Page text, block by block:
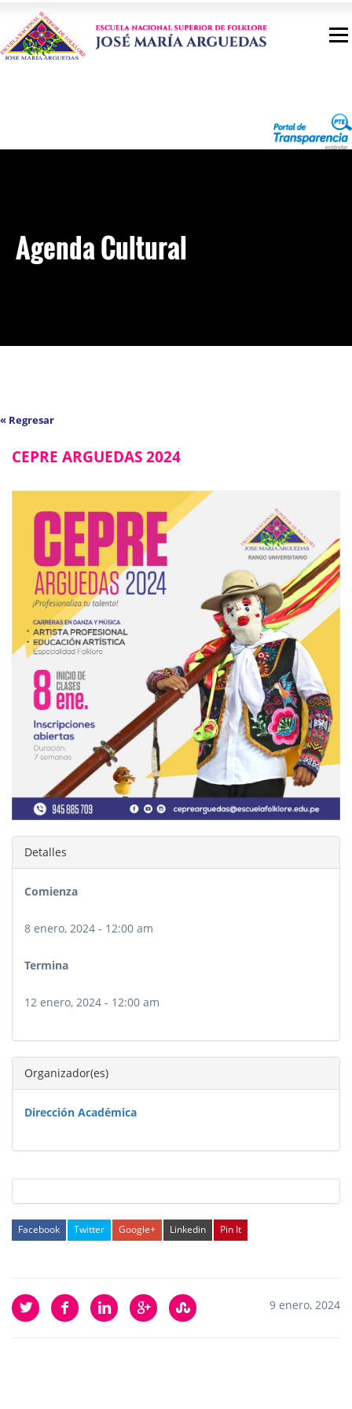
Agenda Cultural
« Regresar
CEPRE ARGUEDAS 2024
Detalles
Comienza
8 enero, 2024 - 12:00 am
Termina
12 enero, 2024 - 12:00 am
Organizador(es)
Dirección Académica
Facebook Twitter Google+ Linkedin Pin It
9 enero, 2024